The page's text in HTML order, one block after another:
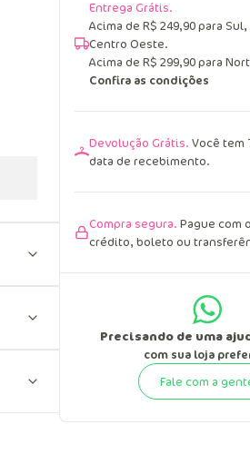
Entrega Grátis.
Acima de R$ 249,90 para
Centro Oeste.
Acima de R$ 299,90 para
Confira as condições
Devolução Grátis. Você tem
data de recebimento.
Compra segura. Pague com
crédito, boleto ou
Precisando de uma
com sua loja
Fale com a